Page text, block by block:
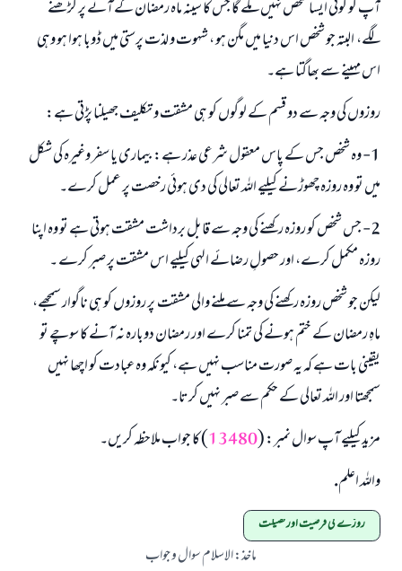
آپ کو کوئی ایسا شخص نہیں ملے گا جس کا سینہ ماہ رمضان کے آنے پر کڑھنے
لگے، البتہ جو شخص اس دنیا میں مگن ہو ، شہوت و لذت پرستی میں ڈوبا ہوا ہو وہی
اس مہینے سے بھاگتا ہے۔
روزوں کی وجہ سے دو قسم کے لوگوں کو ہی مشقت و تکلیف جھیلنا پڑتی ہے:
1- وہ شخص جس کے پاس معقول شرعی عذر ہے: بیماری یا سفر وغیرہ کی شکل
میں تو وہ روزہ چھوڑنے کیلیے اللہ تعالی کی دی ہوئی رخصت پر عمل کرے۔
2- جس شخص کو روزہ رکھنے کی وجہ سے قابل برداشت مشقت ہوتی ہے تو وہ اپنا
روزہ مکمل کرے، اور حصولِ رضائے الہی کیلیے اس مشقت پر صبر کرے ۔
لیکن جو شخص روزہ رکھنے کی وجہ سے ملنے والی مشقت پر روزوں کو ہی ناگوار سمجھے،
ماہِ رمضان کے ختم ہونے کی تمنا کرے اور رمضان دوبارہ نہ آنے کا سوچے تو
یقینی بات ہے کہ یہ صورت مناسب نہیں ہے، کیونکہ وہ عبادت کو اچھا نہیں
سمجھتا اور اللہ تعالی کے حکم سے صبر نہیں کرتا۔
مزید کیلیے آپ سوال نمبر: (13480) کا جواب ملاحظہ کریں۔
واللہ اعلم.
روزے کی فرضیت اور فضیلت
ماخذ:الاسلام سوال و جواب